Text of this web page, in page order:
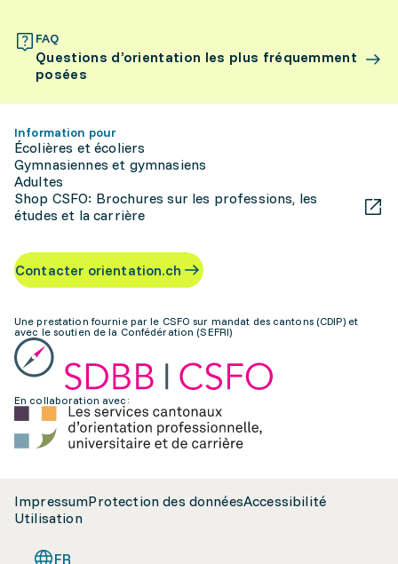
FAQ
Questions d’orientation les plus fréquemment
posées
Information pour
Écolières et écoliers
Gymnasiennes et gymnasiens
Adultes
Shop CSFO: Brochures sur les professions, les
études et la carrière
Contacter orientation.ch
Une prestation fournie par le CSFO sur mandat des cantons (CDIP) et
avec le soutien de la Confédération (SEFRI)
En collaboration avec:
ImpressumProtection des donnéesAccessibilité
Utilisation
FR